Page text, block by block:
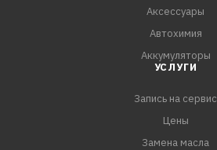
Аксессуары
Автохимия
Аккумуляторы
УСЛУГИ
Запись на сервис
Цены
Замена масла